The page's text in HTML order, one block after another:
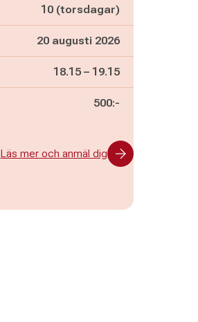
10 (torsdagar)
20 augusti 2026
Pågår mellan
18.15 – och
19.15
500:-
Läs mer och anmäl dig